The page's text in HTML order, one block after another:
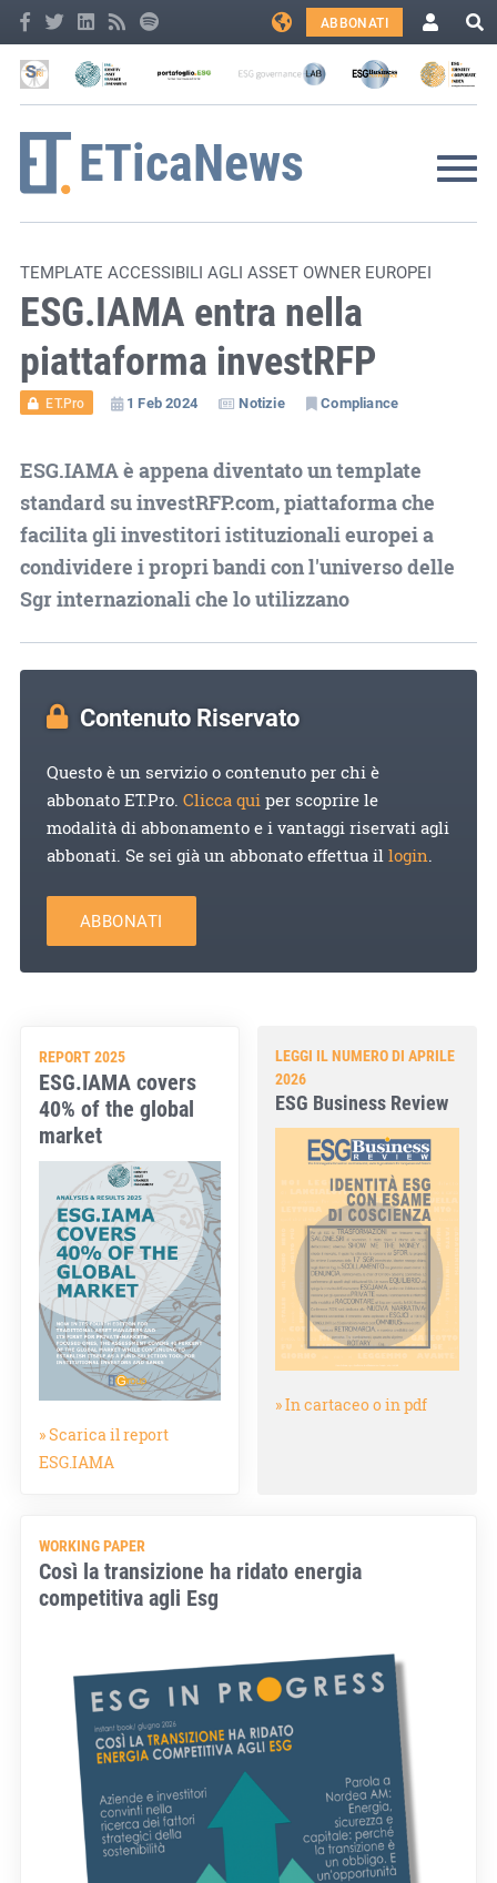
ABBONATI
TEMPLATE ACCESSIBILI AGLI ASSET OWNER EUROPEI
ESG.IAMA entra nella
piattaforma investRFP
ET.Pro 1 Feb 2024 Notizie Compliance
ESG.IAMA è appena diventato un template
standard su investRFP.com, piattaforma che
facilita gli investitori istituzionali europei a
condividere i propri bandi con l'universo delle
Sgr internazionali che lo utilizzano
Contenuto Riservato
Questo è un servizio o contenuto per chi è
abbonato ET.Pro. Clicca quiper scoprire le
modalità di abbonamento e i vantaggi riservati agli
abbonati. Se sei già un abbonato effettua illogin.
ABBONATI
REPORT 2025
ESG.IAMA covers
40% of the global
market
» Scarica il report
ESG.IAMA
LEGGI IL NUMERO DI APRILE
2026
ESG Business Review
» In cartaceo o in pdf
WORKING PAPER
Così la transizione ha ridato energia
competitiva agli Esg